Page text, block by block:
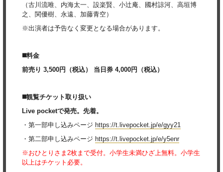
（古川流唯、内海太一、設楽賢、小辻庵、國村諒河、高垣博
之、関優樹、永遠、加藤青空）
※出演者は予告なく変更となる場合があります。
◼️料金
前売り 3,500円（税込） 当日券 4,000円（税込）
◼️観覧チケット取り扱い
Live pocketで発売。先着。
・第一部申し込みページ https://t.livepocket.jp/e/gyy21
・第二部申し込みページ https://t.livepocket.jp/e/y5enr
※おひとりさま2枚まで受付。小学生未満ひざ上無料。小学生
以上はチケット必要。